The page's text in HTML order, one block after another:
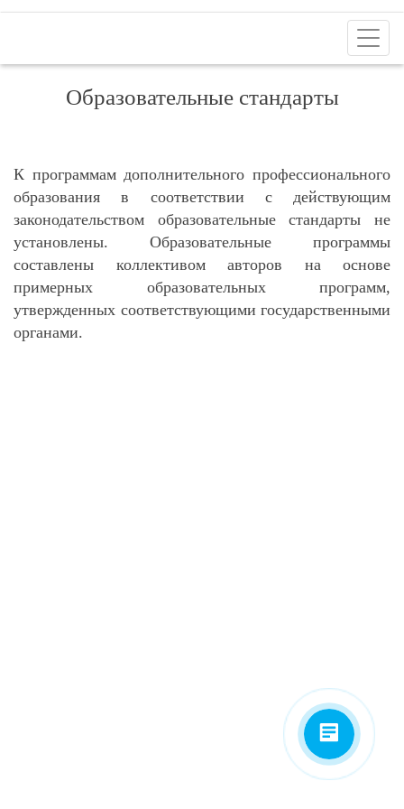
Образовательные стандарты
К программам дополнительного профессионального
образования в соответствии с действующим
законодательством образовательные стандарты не
установлены. Образовательные программы
составлены коллективом авторов на основе
примерных образовательных программ,
утвержденных соответствующими государственными
органами.